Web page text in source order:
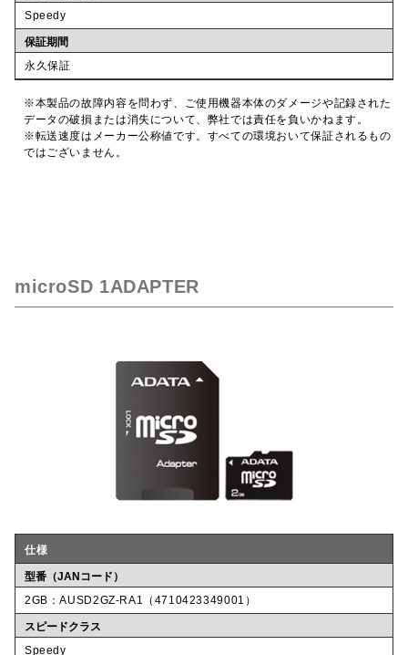
Speedy
保証期間
永久保証
※本製品の故障内容を問わず、ご使用機器本体のダメージや記録された
データの破損または消失について、弊社では責任を負いかねます。
※転送速度はメーカー公称値です。すべての環境おいて保証されるもの
ではございません。
microSD 1ADAPTER
仕様
型番（JANコード）
2GB：AUSD2GZ-RA1（4710423349001）
スピードクラス
Speedy